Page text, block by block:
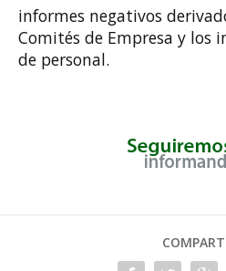
informes negativos
Comités de Empresa y los
de personal.